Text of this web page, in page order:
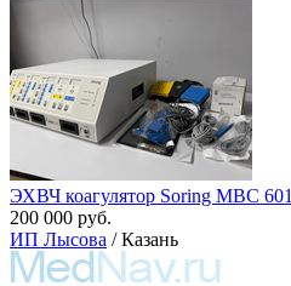
ЭХВЧ коагулятор Soring MBC 601
200 000 руб.
ИП Лысова / Казань